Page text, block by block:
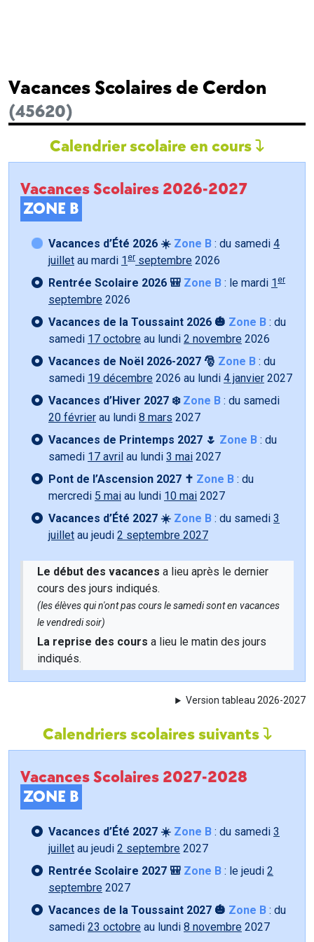
Vacances Scolaires de Cerdon
(45620)
Calendrier scolaire en cours
Vacances Scolaires 2026-2027
ZONE B
Vacances d’Été 2026 ☀️ Zone B : du samedi 4
juillet au mardi 1 er septembre 2026
Rentrée Scolaire 2026 🎒 Zone B : le mardi 1 er
septembre 2026
Vacances de la Toussaint 2026 🎃 Zone B : du
samedi 17 octobre au lundi 2 novembre 2026
Vacances de Noël 2026-2027 🎅 Zone B : du
samedi 19 décembre 2026 au lundi 4 janvier 2027
Vacances d’Hiver 2027 ❄️ Zone B : du samedi
20 février au lundi 8 mars 2027
Vacances de Printemps 2027 🌷 Zone B : du
samedi 17 avril au lundi 3 mai 2027
Pont de l’Ascension 2027 ✝️ Zone B : du
mercredi 5 mai au lundi 10 mai 2027
Vacances d’Été 2027 ☀️ Zone B : du samedi 3
juillet au jeudi 2 septembre 2027
Le début des vacances a lieu après le dernier
cours des jours indiqués.
(les élèves qui n'ont pas cours le samedi sont en vacances
le vendredi soir)
La reprise des cours a lieu le matin des jours
indiqués.
Version tableau 2026-2027
Calendriers scolaires suivants
Vacances Scolaires 2027-2028
ZONE B
Vacances d’Été 2027 ☀️ Zone B : du samedi 3
juillet au jeudi 2 septembre 2027
Rentrée Scolaire 2027 🎒 Zone B : le jeudi 2
septembre 2027
Vacances de la Toussaint 2027 🎃 Zone B : du
samedi 23 octobre au lundi 8 novembre 2027